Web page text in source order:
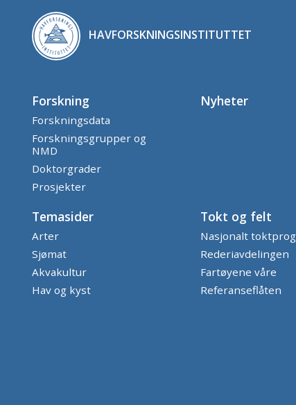
HAVFORSKNINGSINSTITUTTET
Forskning
Forskningsdata
Forskningsgrupper og
NMD
Doktorgrader
Prosjekter
Nyheter
Temasider
Arter
Sjømat
Akvakultur
Hav og kyst
Tokt og felt
Nasjonalt
Rederiavdelingen
Fartøyene våre
Referanseflåten